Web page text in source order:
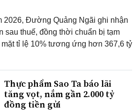
2026, Đường Quảng Ngãi ghi nhận
sau thuế, đồng thời chuẩn bị tạm
tỉ lệ 10% tương ứng hơn 367,6 tỷ
Thực phẩm Sao Ta báo lãi
tăng vọt, nắm gần 2.000 tỷ
đồng tiền gửi